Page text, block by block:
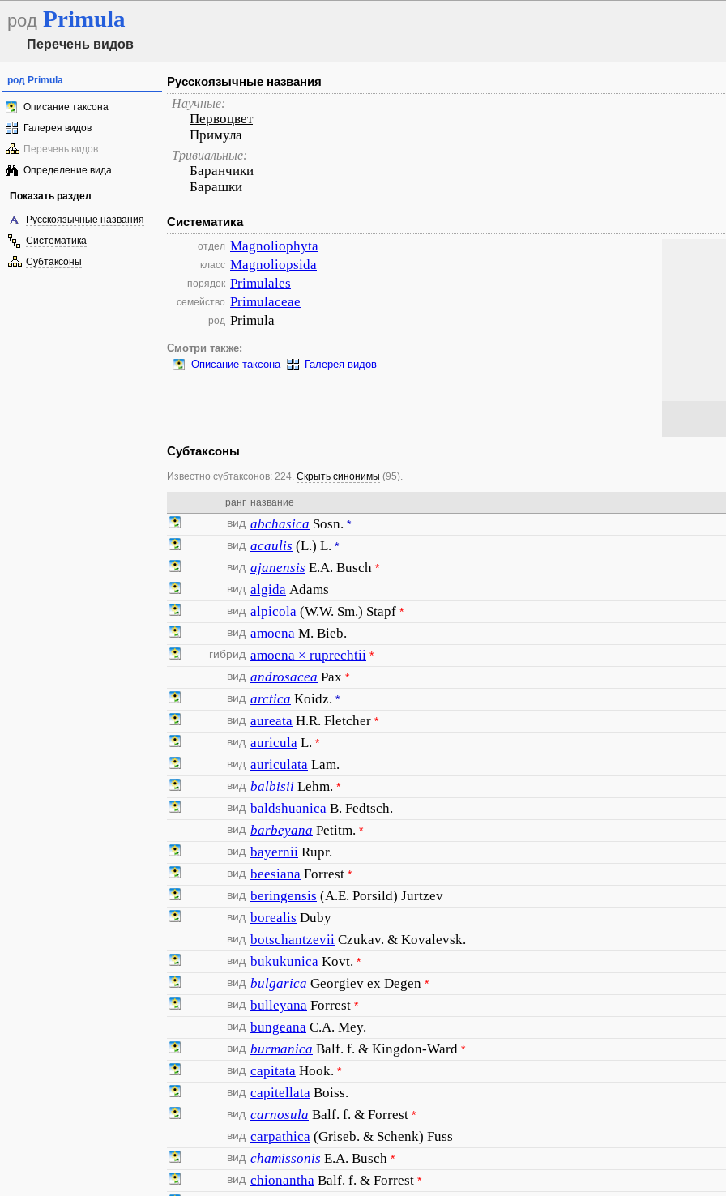
род Primula
Перечень видов
род Primula
Описание таксона
Галерея видов
Перечень видов
Определение вида
Показать раздел
Русскоязычные названия
Систематика
Субтаксоны
Русскоязычные названия
Научные:
Первоцвет
Примула
Тривиальные:
Баранчики
Барашки
Систематика
отдел Magnoliophyta
класс Magnoliopsida
порядок Primulales
семейство Primulaceae
род Primula
Смотри также:
Описание таксона
Галерея видов
Субтаксоны
Известно субтаксонов: 224. Скрыть синонимы (95).
ранг название
вид abchasica Sosn. *
вид acaulis (L.) L. *
вид ajanensis E.A. Busch *
вид algida Adams
вид alpicola (W.W. Sm.) Stapf *
вид amoena M. Bieb.
гибрид amoena × ruprechtii *
вид androsacea Pax *
вид arctica Koidz. *
вид aureata H.R. Fletcher *
вид auricula L. *
вид auriculata Lam.
вид balbisii Lehm. *
вид baldshuanica B. Fedtsch.
вид barbeyana Petitm. *
вид bayernii Rupr.
вид beesiana Forrest *
вид beringensis (A.E. Porsild) Jurtzev
вид borealis Duby
вид botschantzevii Czukav. & Kovalevsk.
вид bukukunica Kovt. *
вид bulgarica Georgiev ex Degen *
вид bulleyana Forrest *
вид bungeana C.A. Mey.
вид burmanica Balf. f. & Kingdon-Ward *
вид capitata Hook. *
вид capitellata Boiss.
вид carnosula Balf. f. & Forrest *
вид carpathica (Griseb. & Schenk) Fuss
вид chamissonis E.A. Busch *
вид chionantha Balf. f. & Forrest *